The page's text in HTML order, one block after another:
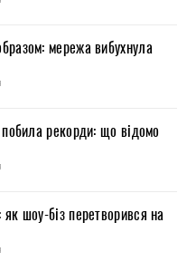
мережа вибухнула
рекорди: що відомо
шоу-біз перетворився на